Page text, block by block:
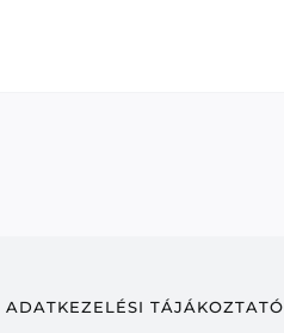
ADATKEZELÉSI TÁJÁKOZTATÓ